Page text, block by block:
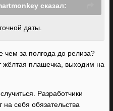
сказал:
даты.
чем за полгода до релиза?
жёлтая плашечка, выходим на
Разработчики
себя обязательства